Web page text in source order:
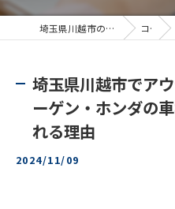
埼玉県川越市の車検ならかめだくるま商会 コラム
埼玉県川越市でア
ーゲン・ホンダの
れる理由
2024/11/09